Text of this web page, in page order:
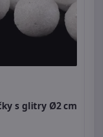
s glitry Ø2 cm